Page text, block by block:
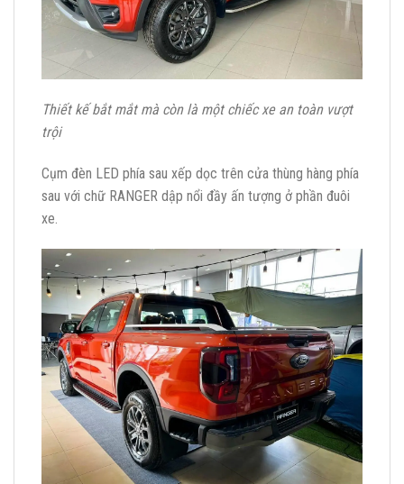
Thiết kế bắt mắt mà còn là một chiếc xe an toàn vượt
trội
Cụm đèn LED phía sau xếp dọc trên cửa thùng hàng phía
sau với chữ RANGER dập nổi đầy ấn tượng ở phần đuôi
xe.